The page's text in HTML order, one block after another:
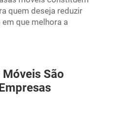
quem deseja reduzir
que melhora a
Móveis São